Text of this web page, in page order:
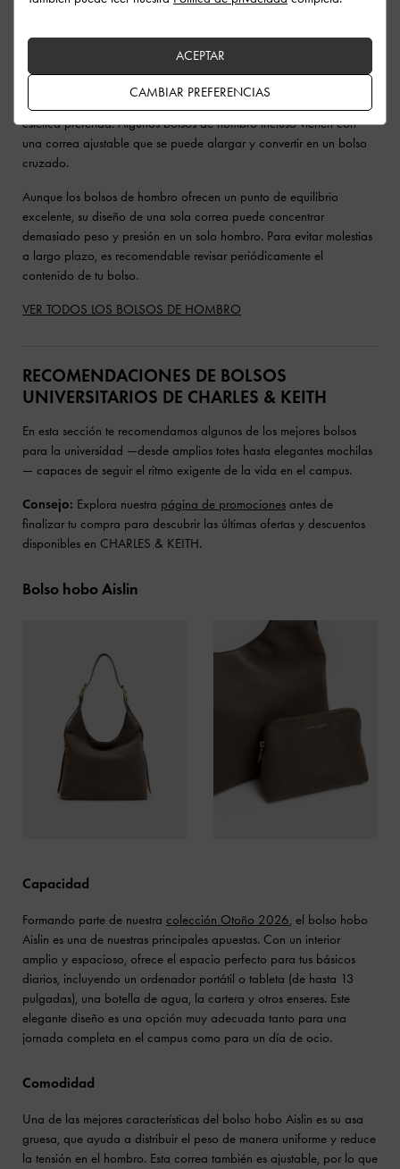
hombroson una opción indiscutible. Por lo general, son de tamaño
sola correa que se lleva colgada al hombro. Tienen el tamaño ideal
para trayectos concurridos, pero conservan la amplitud necesaria
para tus imprescindibles. Al estar disponibles en una gran variedad
de diseños, te resultará muy fácil encontrar uno que encaje con tu
estética preferida. Algunos bolsos de hombro incluso vienen con
una correa ajustable que se puede alargar y convertir en un bolso
cruzado.
Aunque los bolsos de hombro ofrecen un punto de equilibrio
excelente, su diseño de una sola correa puede concentrar
demasiado peso y presión en un solo hombro. Para evitar molestias
a largo plazo, es recomendable revisar periódicamente el
contenido de tu bolso.
VER TODOS LOS BOLSOS DE HOMBRO
RECOMENDACIONES DE BOLSOS
UNIVERSITARIOS DE CHARLES & KEITH
En esta sección te recomendamos algunos de los mejores bolsos
para la universidad —desde amplios totes hasta elegantes mochilas
— capaces de seguir el ritmo exigente de la vida en el campus.
Consejo: Explora nuestra página de promociones antes de
finalizar tu compra para descubrir las últimas ofertas y descuentos
disponibles en CHARLES & KEITH.
Bolso hobo Aislin
Capacidad
Formando parte de nuestra colección Otoño 2026, el bolso hobo
Aislin es una de nuestras principales apuestas. Con un interior
amplio y espacioso, ofrece el espacio perfecto para tus básicos
diarios, incluyendo un ordenador portátil o tableta (de hasta 13
pulgadas), una botella de agua, la cartera y otros enseres. Este
elegante diseño es una opción muy adecuada tanto para una
jornada completa en el campus como para un día de ocio.
Comodidad
Una de las mejores características del bolso hobo Aislin es su asa
gruesa, que ayuda a distribuir el peso de manera uniforme y reduce
la tensión en el hombro. Esta correa también es ajustable, por lo que
CAMBIAR PREFERENCIAS
ACEPTAR